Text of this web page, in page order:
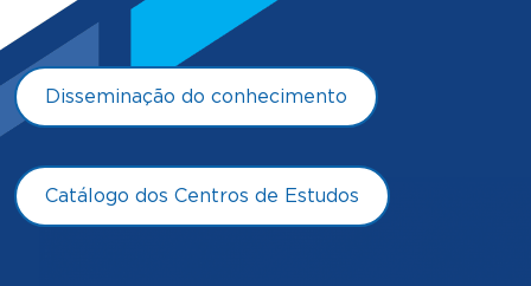
Disseminação do conhecimento
Catálogo dos Centros de Estudos